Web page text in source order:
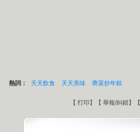
熱詞： 天天飲食 天天美味 薺菜炒年糕
【 打印 】【 舉報/糾錯】【